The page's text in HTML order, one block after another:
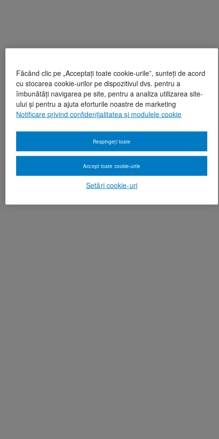
Făcând clic pe „Acceptați toate cookie-urile”, sunteți de acord
cu stocarea cookie-urilor pe dispozitivul dvs. pentru a
îmbunătăți navigarea pe site, pentru a analiza utilizarea site-
ului și pentru a ajuta eforturile noastre de marketing
Notificare privind confidențialitatea și modulele cookie
Setări cookie-uri
Respingeți toate
Accept toate cookie-urile